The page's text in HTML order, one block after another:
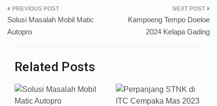
Post
navigation
Solusi Masalah Mobil Matic
Autopro
Kampoeng Tempo Doeloe
2024 Kelapa Gading
Related Posts